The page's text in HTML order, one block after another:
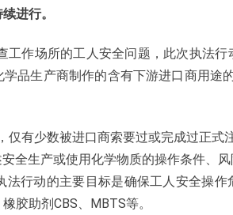
进行。
工作场所的工人安全问题，此次执法
品生产商制作的含有下游进口商用途
仅有少数被进口商索要过或完成过正式
全生产或使用化学物质的操作条件、
行动的主要目标是确保工人安全操
胶助剂CBS、MBTS等。